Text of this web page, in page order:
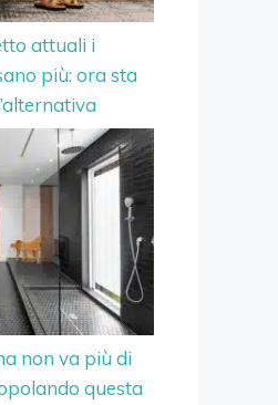
attuali i
più: ora sta
non va più di
questa